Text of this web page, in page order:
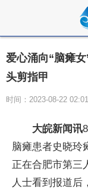
爱心涌向“脑瘫
头剪指甲
时间：2023-08-22
大皖新闻讯
脑瘫患者史晓玲
正在合肥市第三
人士看到报道后